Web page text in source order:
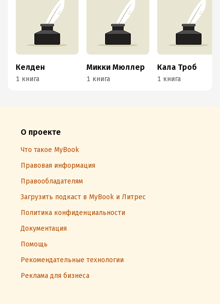
Келден
1 книга
Микки Мюллер
1 книга
Кала Троб
1 книга
О проекте
Что такое MyBook
Правовая информация
Правообладателям
Загрузить подкаст в MyBook и Литрес
Политика конфиденциальности
Документация
Помощь
Рекомендательные технологии
Реклама для бизнеса